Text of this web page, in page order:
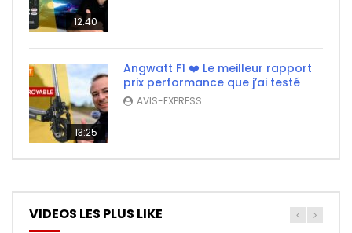
12:40
13:25
Angwatt F1 ❤️ Le meilleur rapport
prix performance que j’ai testé
AVIS-EXPRESS
VIDEOS LES PLUS LIKE